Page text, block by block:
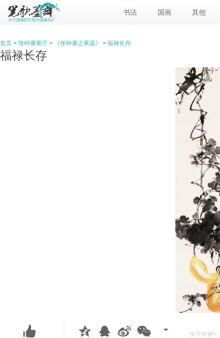
书法 国画 其他
首页 > 张钟康展厅 > 《张钟康之果蔬》 > 福禄长存
福禄长存
按方向键